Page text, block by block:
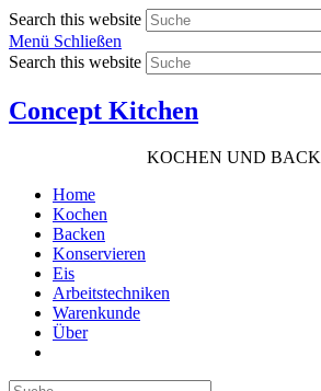
Search this website
Menü Schließen
Search this website
Concept Kitchen
KOCHEN UND
Home
Kochen
Backen
Konservieren
Eis
Arbeitstechniken
Warenkunde
Über